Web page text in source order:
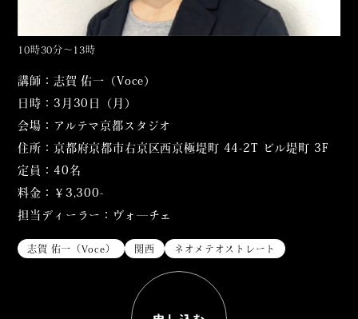
10時30分〜13時
講師：志賀 佑一（Voce）
日時：3月30日（月）
会場：アルテマ京都スタジオ
住所：京都府京都市右京区⻄京極堤町 44-2T ビル堤町 3F
定員：40名
料金：￥3,300-
担当ディーラー：ヴォ―チェ
志賀 佑一（Voce） 関西 ネオメテオストレート